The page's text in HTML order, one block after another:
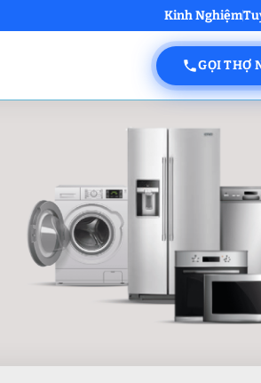
Kinh Nghiệm
GỌI THỢ